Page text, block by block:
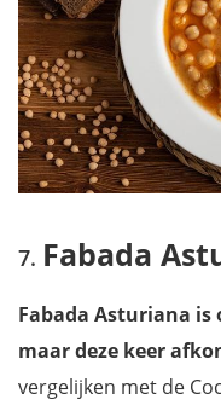
Fabada
Fabada Asturiana
maar deze keer
vergelijken met de